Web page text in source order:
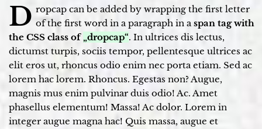
D ropcap can be added by wrapping the first letter
of the first word in a paragraph in aspan tag with
the CSS class of „dropcap“. In ultrices dis lectus,
dictumst turpis, sociis tempor, pellentesque ultrices ac
elit eros ut, rhoncus odio enim nec porta etiam. Sed ac
lorem hac lorem. Rhoncus. Egestas non? Augue,
magnis mus enim pulvinar duis odio! Ac. Amet
phasellus elementum! Massa! Ac dolor. Lorem in
integer augue magna hac! Quis massa, augue et